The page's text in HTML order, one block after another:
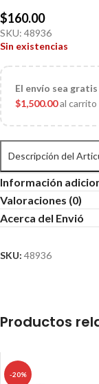
$160.00
SKU: 48936
Sin existencias
El envío sea
$1,500.00al carrito
Descripción del
Información
Valoraciones (0)
Acerca del Envió
SKU: 48936
Productos
-20%